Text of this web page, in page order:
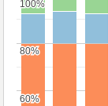
60%
60%
80%
80%
100%
100%